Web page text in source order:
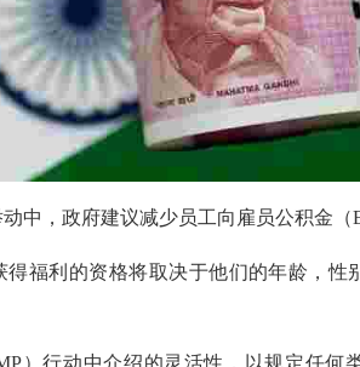
中，政府建议减少员工向雇员公积金
得福利的资格将取决于他们的年龄，性
）行动中介绍的灵活性，以规定任何